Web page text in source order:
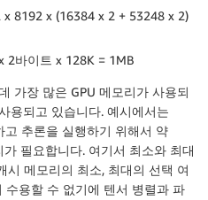
8192 x (16384 x 2 + 53248 x 2)
2바이트 x 128K = 1MB
가장 많은 GPU 메모리가 사용되
용되고 있습니다. 예시에서는
추론을 실행하기 위해서 약
필요합니다. 여기서 최소와 최대
시 메모리의 최소, 최대의 선택 여
수용할 수 없기에 텐서 병렬과 파